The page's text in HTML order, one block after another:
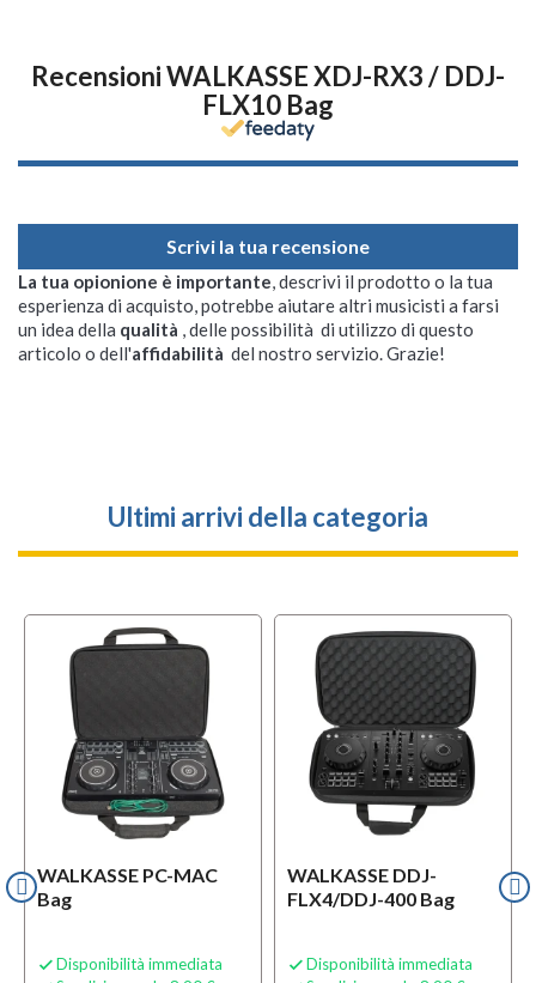
Recensioni WALKASSE XDJ-RX3 / DDJ-
FLX10 Bag
Scrivi la tua recensione
La tua opionione è importante, descrivi il prodotto o la tua
esperienza di acquisto, potrebbe aiutare altri musicisti a farsi
un idea della qualità , delle possibilità di utilizzo di questo
articolo o dell'affidabilità del nostro servizio. Grazie!
Ultimi arrivi della categoria
WALKASSE PC-MAC
Bag
 Disponibilità immediata
WALKASSE DDJ-
FLX4/DDJ-400 Bag
 Disponibilità immediata